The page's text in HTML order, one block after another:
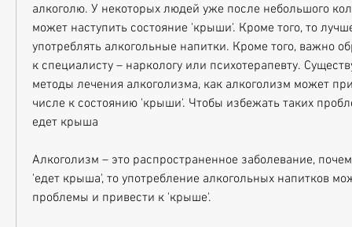
алкоголю. У некоторых людей уже после небольшого
может наступить состояние 'крыши'. Кроме того, то
употреблять алкогольные напитки. Кроме того, важно
к специалисту – наркологу или психотерапевту.
методы лечения алкоголизма, как алкоголизм может
числе к состоянию 'крыши'. Чтобы избежать таких
едет крыша
Алкоголизм – это распространенное заболевание,
'едет крыша', то употребление алкогольных напитков
проблемы и привести к 'крыше'.